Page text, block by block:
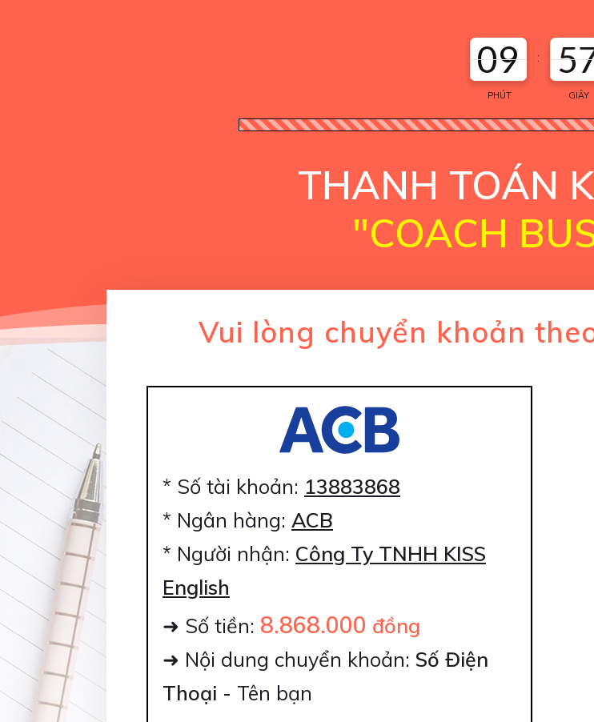
09
PHÚT
:
GIÂY
THANH TOÁN
"COACH
Vui lòng chuyển khoản
* Số tài khoản: 13883868
* Ngân hàng: ACB
* Người nhận: Công Ty TNHH KISS
English
➜ Số tiền: 8.868.000 đồng
➜ Nội dung chuyển khoản: Số Điện
Thoại - Tên bạn